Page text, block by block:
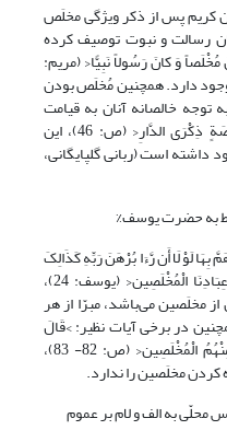
کریم پس از ذکر ویژگی مخلَص
رسالت و نبوت توصیف کرده
وَ کانَ رَسُولاً نَبِیًّا< (مریم:
وجود دارد. همچنین مُخلَص بودن
خالصانه آنان به قیامت
معلّل کرده است: >إِنَّا أَخْلَصْناهُمْ بِخالِصَةٍ ذِکْرَى الدَّارِ< (ص: 46)، این
داشته است (ربانی گلپایگانی،
لَوْ لَا أَن رَّءَا بُرْهَنَ رَبِّهِ کَذَالِکَ
لِنَصْرِفَ عَنْهُ السُّوءَ وَ الْفَحْشَاءَ إِنَّهُ مِنْ عِبَادِنَا الْمُخْلَصِین< (یوسف: 24)،
مخلَصین می‌باشد، مبرّا از هر
در برخی آیات نظیر: >قَالَ
فَبِعِزَّتِکَ لَأُغْوِیَنَّهُمْ أَجْمَعِینَ*إِلَّا عِبَادَکَ مِنْهُمُ الْمُخْلَصِین< (ص: 82- 83)،
کردن مخلَصین را ندارد.